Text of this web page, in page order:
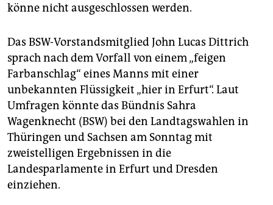
könne nicht ausgeschlossen werden.
Das BSW-Vorstandsmitglied John Lucas Dittrich
sprach nach dem Vorfall von einem „feigen
Farbanschlag“ eines Manns mit einer
unbekannten Flüssigkeit „hier in Erfurt“. Laut
Umfragen könnte das Bündnis Sahra
Wagenknecht (BSW) bei den Landtagswahlen in
Thüringen und Sachsen am Sonntag mit
zweistelligen Ergebnissen in die
Landesparlamente in Erfurt und Dresden
einziehen.